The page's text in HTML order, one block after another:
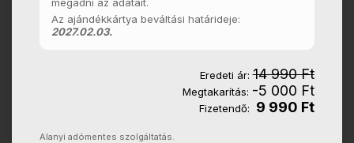
Az ajándékkártya beváltási határideje:
2027.02.03.
Eredeti ár:14 990 Ft
Megtakarítás: -5 000 Ft
Fizetendő: 9 990 Ft
Alanyi adómentes szolgáltatás.